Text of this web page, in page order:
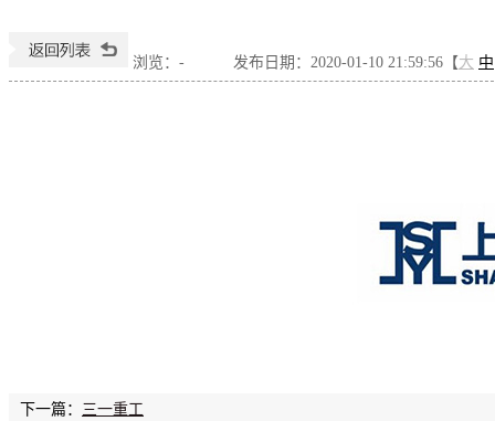
浏览： - 发布日期：2020-01-10 21:59:56【大 中
下一篇： 三一重工